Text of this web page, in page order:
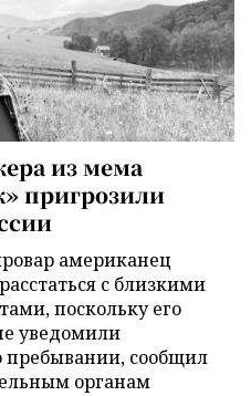
из мема
пригрозили
американец
с близкими
поскольку его
уведомили
пребывании, сообщил
органам